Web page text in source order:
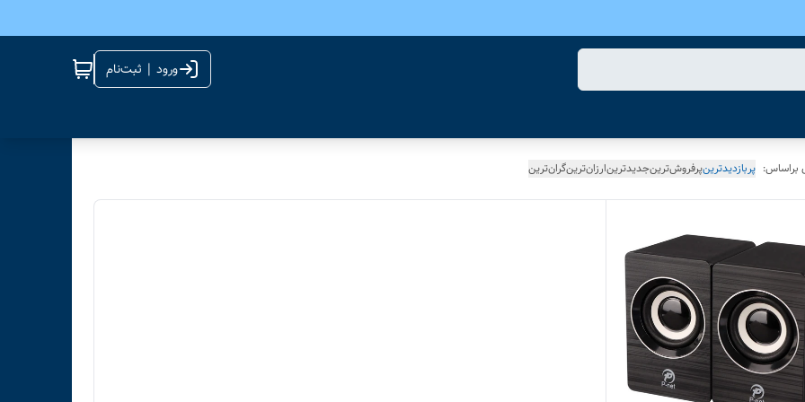
ورود | ثبت‌نام
براساس: پربازدیدترینپرفروش‌ترینجدیدترینارزان‌ترینگران‌ترین